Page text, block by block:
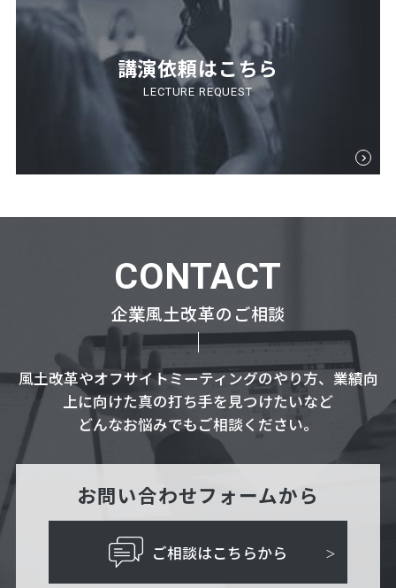
講演依頼はこちら
LECTURE REQUEST
CONTACT
企業風土改革のご相談
風土改革やオフサイトミーティングのやり方、業績向
上に向けた真の打ち手を見つけたいなど
どんなお悩みでもご相談ください。
お問い合わせフォームから
ご相談はこちらから